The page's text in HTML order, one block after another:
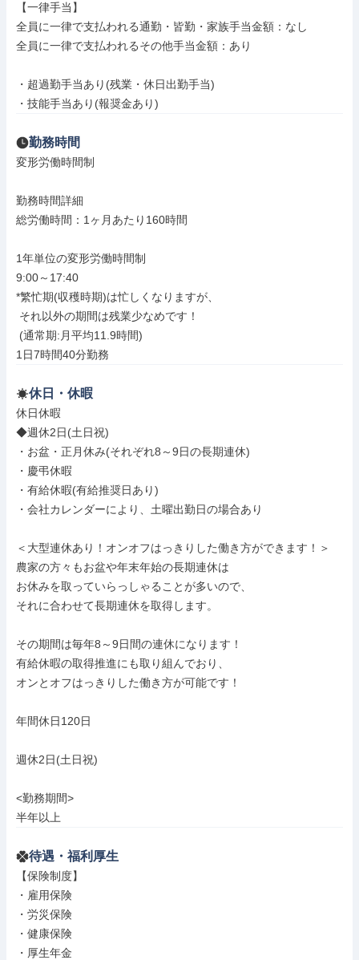
【一律手当】
全員に一律で支払われる通勤・皆勤・家族手当金額：なし
全員に一律で支払われるその他手当金額：あり
・超過勤手当あり(残業・休日出勤手当)
・技能手当あり(報奨金あり)
勤務時間
変形労働時間制
勤務時間詳細
総労働時間：1ヶ月あたり160時間
1年単位の変形労働時間制
9:00～17:40
*繁忙期(収穫時期)は忙しくなりますが、
1日7時間40分勤務
休日・休暇
休日休暇
◆週休2日(土日祝)
・お盆・正月休み(それぞれ8～9日の長期連休)
・慶弔休暇
・有給休暇(有給推奨日あり)
・会社カレンダーにより、土曜出勤日の場合あり
＜大型連休あり！オンオフはっきりした働き方ができます！＞
農家の方々もお盆や年末年始の長期連休は
お休みを取っていらっしゃることが多いので、
それに合わせて長期連休を取得します。
その期間は毎年8～9日間の連休になります！
有給休暇の取得推進にも取り組んでおり、
オンとオフはっきりした働き方が可能です！
年間休日120日
週休2日(土日祝)
<勤務期間>
半年以上
待遇・福利厚生
【保険制度】
・雇用保険
・労災保険
・健康保険
・厚生年金